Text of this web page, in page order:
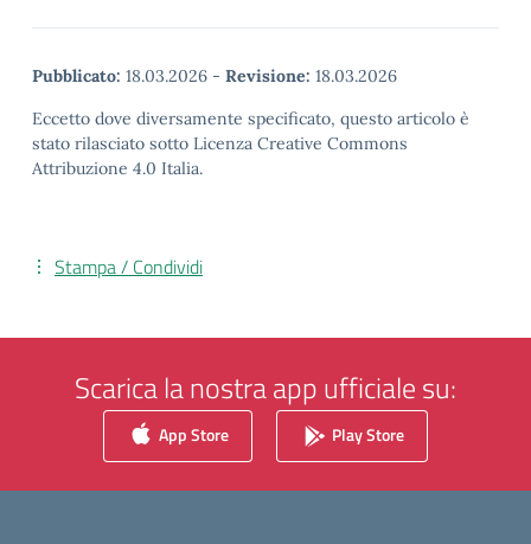
Pubblicato: 18.03.2026 - Revisione: 18.03.2026
Eccetto dove diversamente specificato, questo articolo è
stato rilasciato sotto Licenza Creative Commons
Attribuzione 4.0 Italia.
Stampa / Condividi
Scarica la nostra app ufficiale su:
App Store Play Store